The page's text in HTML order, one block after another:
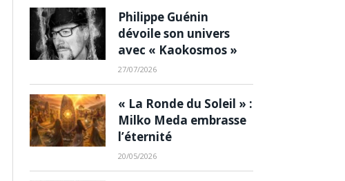
Philippe Guénin
dévoile son univers
avec « Kaokosmos »
27/07/2026
« La Ronde du Soleil » :
Milko Meda embrasse
l’éternité
20/05/2026